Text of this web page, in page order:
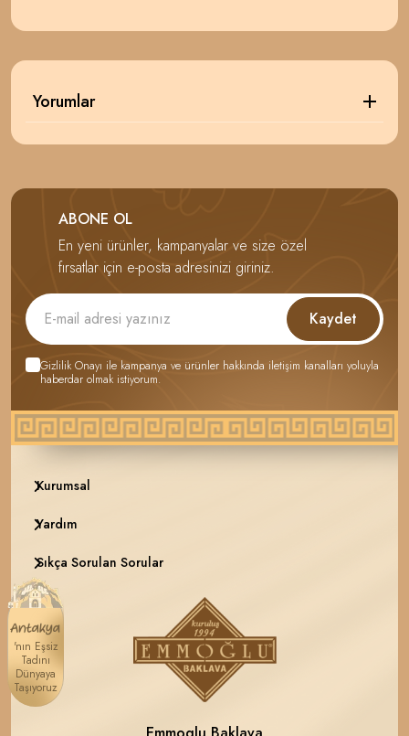
Yorumlar
ABONE OL
En yeni ürünler, kampanyalar ve size özel
fırsatlar için e-posta adresinizi giriniz.
Kaydet
Gizlilik Onayı ile kampanya ve ürünler hakkında iletişim kanalları yoluyla
haberdar olmak istiyorum.
Kurumsal
Yardım
Sıkça Sorulan Sorular
'nın Eşsiz
Tadını
Dünyaya
Taşıyoruz